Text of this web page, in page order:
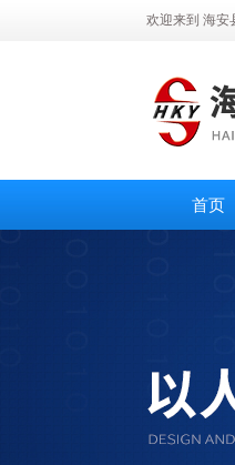
欢迎来到 海安
首页